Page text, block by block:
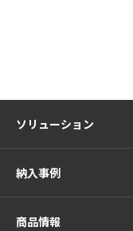
ソリューション
納入事例
商品情報